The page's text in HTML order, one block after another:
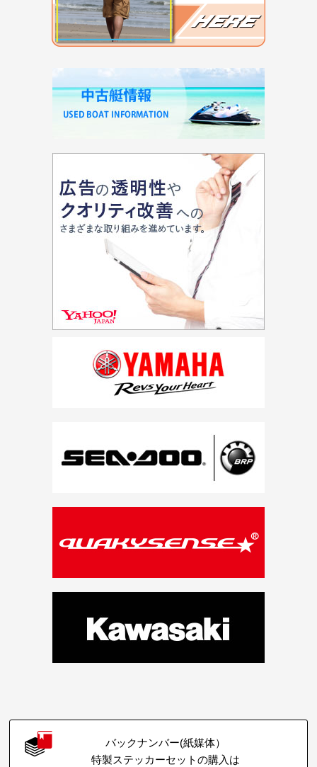
バックナンバー(紙媒体）
特製ステッカーセットの購入は